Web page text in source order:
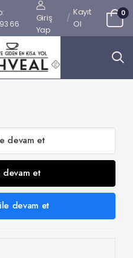
66
Giriş
Yap
/
Kayıt
Ol
0
devam et
et
devam et